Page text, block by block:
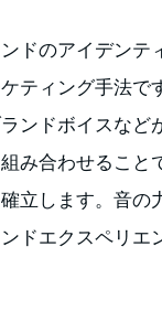
ドのアイデンテ
ティング手法で
ンドボイスなど
み合わせること
立します。音の
ドエクスペリエ